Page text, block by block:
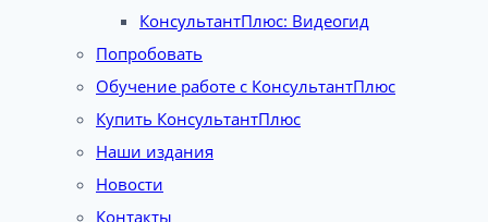
КонсультантПлюс: Видеогид
Попробовать
Обучение работе с КонсультантПлюс
Купить КонсультантПлюс
Наши издания
Новости
Контакты